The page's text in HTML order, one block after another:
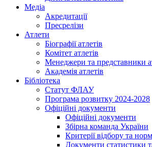
Медіа
Акредитації
Пресрелізи
Атлети
Біографії атлетів
Комітет атлетів
Менеджери та представники
Академія атлетів
Бібліотека
Статут ФЛАУ
Програма розвитку 2024-2028
Офіційні документи
Офіційні документи
Збірна команда України
Критерії відбору та
Документи статистики